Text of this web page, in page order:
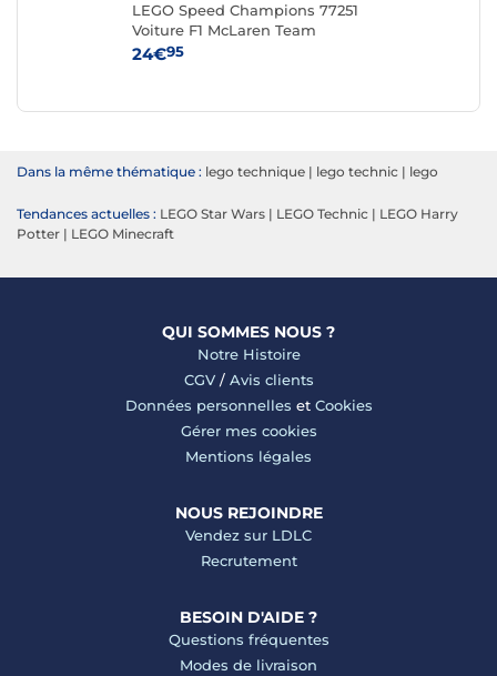
LEGO Speed Champions 77251
Voiture F1 McLaren Team
MCL38
24€95
Dans la même thématique : lego technique | lego technic | lego
Tendances actuelles : LEGO Star Wars | LEGO Technic | LEGO Harry
Potter | LEGO Minecraft
QUI SOMMES NOUS ?
Notre Histoire
CGV/ Avis clients
Données personnelles et Cookies
Gérer mes cookies
Mentions légales
NOUS REJOINDRE
Vendez sur LDLC
Recrutement
BESOIN D'AIDE ?
Questions fréquentes
Modes de livraison